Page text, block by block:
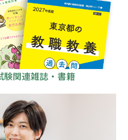
験関連雑誌・書籍